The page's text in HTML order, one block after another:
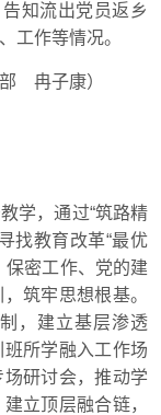
知流出党员返乡
工作等情况。
冉子康）
学，通过“筑路精
找教育改革“最优
保密工作、党的建
筑牢思想根基。
，建立基层渗透
所学融入工作场
研讨会，推动学
立顶层融合链，